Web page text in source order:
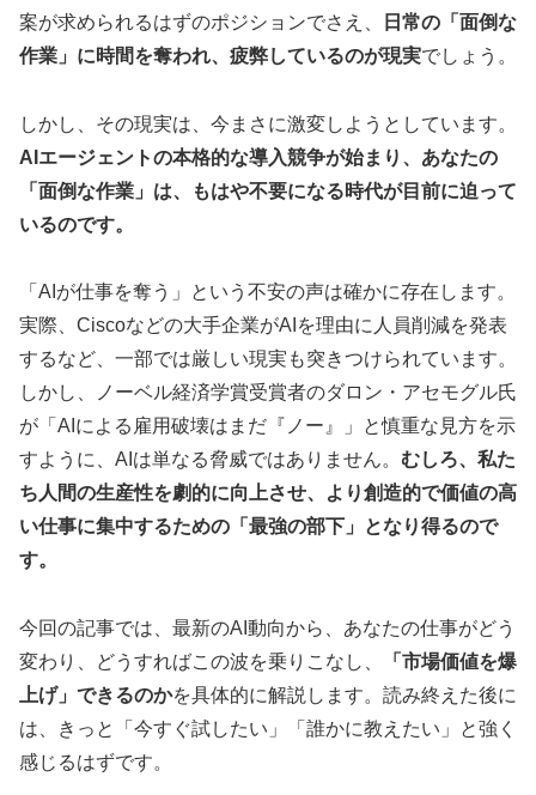
案が求められるはずのポジションでさえ、
日常の「面倒な
作業」に時間を奪われ、疲弊しているのが現実でしょう。
しかし、その現実は、今まさに激変しようとしています。
AIエージェントの本格的な導入競争が始まり、あなたの
「面倒な作業」は、もはや不要になる時代が目前に迫って
いるのです。
「AIが仕事を奪う」という不安の声は確かに存在します。
実際、Ciscoなどの大手企業がAIを理由に人員削減を発表
するなど、一部では厳しい現実も突きつけられています。
しかし、ノーベル経済学賞受賞者のダロン・アセモグル氏
が「AIによる雇用破壊はまだ『ノー』」と慎重な見方を示
すように、AIは単なる脅威ではありません。 むしろ、私た
ち人間の生産性を劇的に向上させ、より創造的で価値の高
い仕事に集中するための「最強の部下」となり得るので
す。
今回の記事では、最新のAI動向から、あなたの仕事がどう
変わり、どうすればこの波を乗りこなし、
「市場価値を爆
上げ」できるのかを具体的に解説します。読み終えた後に
は、きっと「今すぐ試したい」「誰かに教えたい」と強く
感じるはずです。